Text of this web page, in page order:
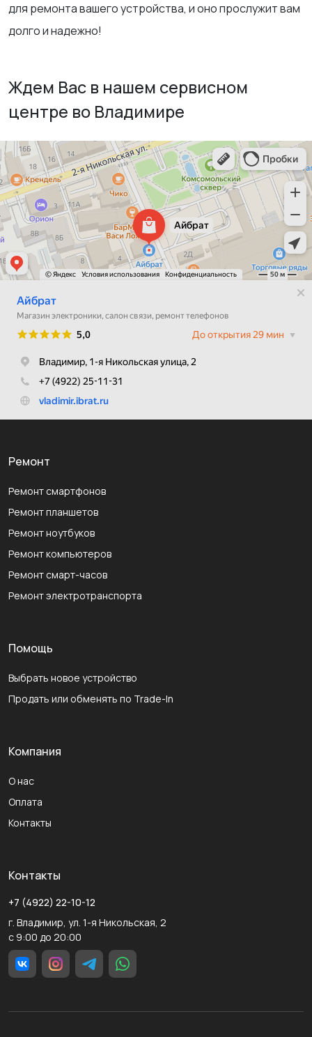
для ремонта вашего устройства, и оно прослужит вам
долго и надежно!
Ждем Вас в нашем сервисном
центре во Владимире
Ремонт
Ремонт смартфонов
Ремонт планшетов
Ремонт ноутбуков
Ремонт компьютеров
Ремонт смарт-часов
Ремонт электротранспорта
Помощь
Выбрать новое устройство
Продать или обменять по Trade-In
Компания
О нас
Оплата
Контакты
Контакты
+7 (4922) 22-10-12
г. Владимир, ул. 1-я Никольская, 2
с 9:00 до 20:00